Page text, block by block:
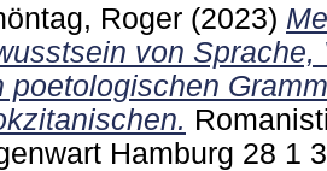
Roger (2023)
von Sprache,
poetologischen
Hamburg 28 1